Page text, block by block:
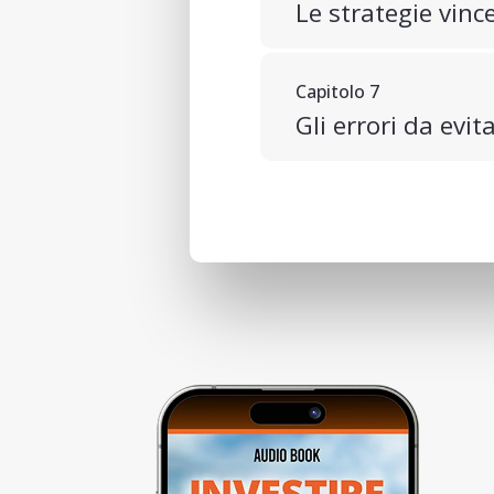
Le strategie
Capitolo 7
Gli errori da